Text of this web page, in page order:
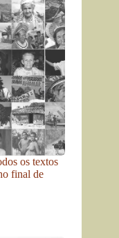
os textos
final de